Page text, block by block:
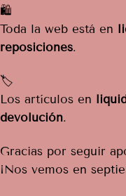
🛍️
Toda la web está en
reposiciones.
🏷️
Los artículos en
devolución.
Gracias por seguir
¡Nos vemos en